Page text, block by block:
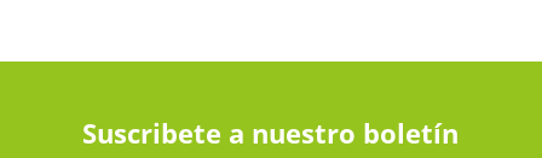
Suscribete a nuestro boletín